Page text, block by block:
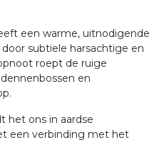
een warme, uitnodigende
subtiele harsachtige en
roept de ruige
en
het ons in aardse
een verbinding met het